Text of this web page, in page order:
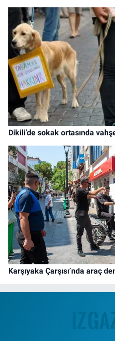
Dikili’de sokak ortasında
Karşıyaka Çarşısı’nda araç